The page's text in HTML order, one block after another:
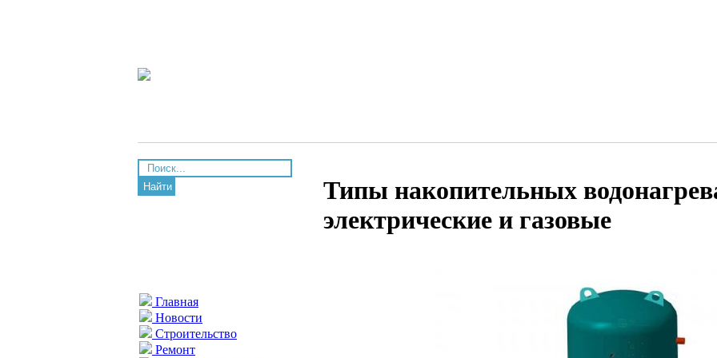
Найти
Главная
Новости
Строительство
Ремонт
Типы накопительных
электрические и газовые